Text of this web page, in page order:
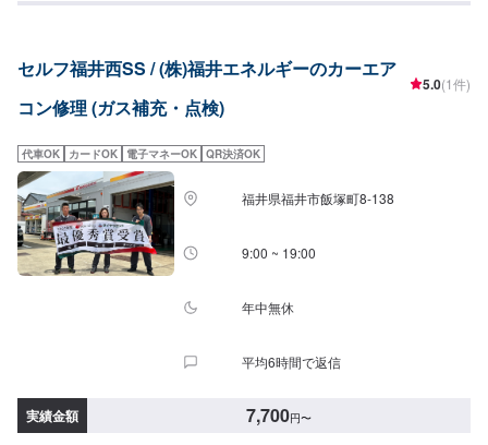
セルフ福井西SS / (株)福井エネルギーのカーエア
コン修理 (ガス補充・点検)
5.0(1件)
代車OK カードOK 電子マネーOK QR決済OK
福井県福井市飯塚町8-138
9:00 ~ 19:00
年中無休
平均6時間で返信
実績金額 7,700円〜